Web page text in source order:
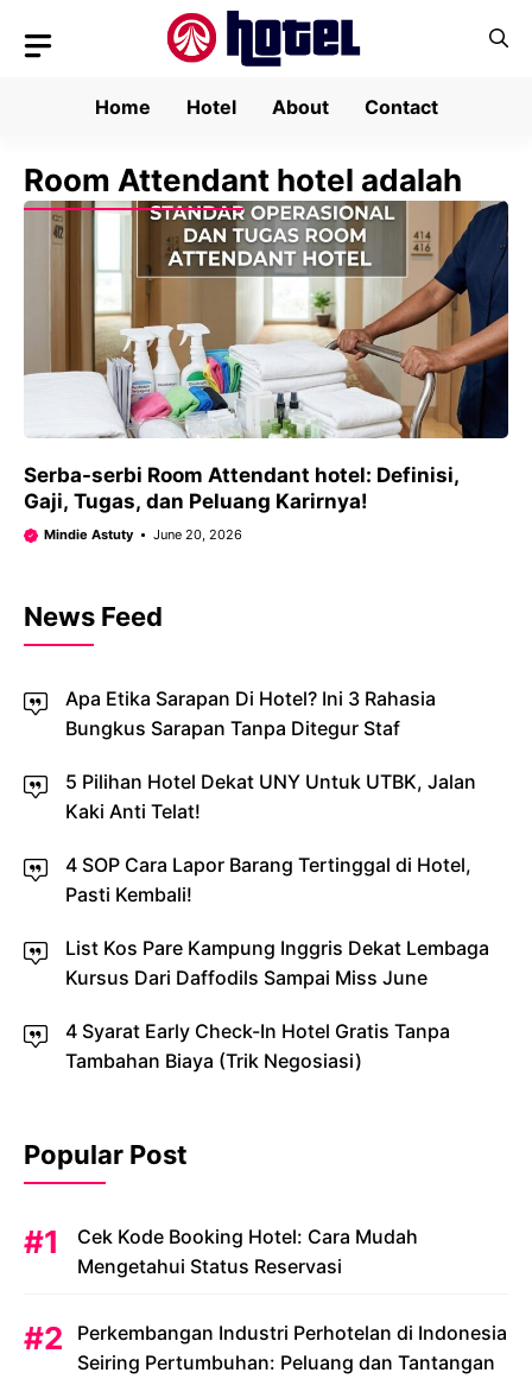
Home
Hotel About Contact
Room Attendant hotel adalah
Serba-serbi Room Attendant hotel: Definisi,
Gaji, Tugas, dan Peluang Karirnya!
Mindie Astuty June 20, 2026
News Feed
Apa Etika Sarapan Di Hotel? Ini 3 Rahasia
Bungkus Sarapan Tanpa Ditegur Staf
5 Pilihan Hotel Dekat UNY Untuk UTBK, Jalan
Kaki Anti Telat!
4 SOP Cara Lapor Barang Tertinggal di Hotel,
Pasti Kembali!
List Kos Pare Kampung Inggris Dekat Lembaga
Kursus Dari Daffodils Sampai Miss June
4 Syarat Early Check-In Hotel Gratis Tanpa
Tambahan Biaya (Trik Negosiasi)
Popular Post
Cek Kode Booking Hotel: Cara Mudah
Mengetahui Status Reservasi
Perkembangan Industri Perhotelan di Indonesia
Seiring Pertumbuhan: Peluang dan Tantangan